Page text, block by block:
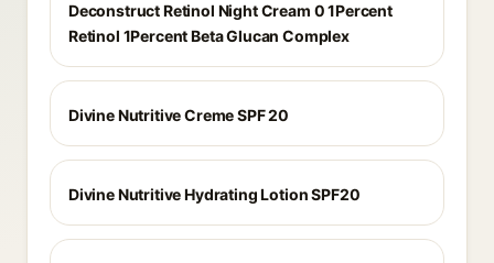
Deconstruct Retinol Night Cream 0 1Percent
Retinol 1Percent Beta Glucan Complex
Divine Nutritive Creme SPF 20
Divine Nutritive Hydrating Lotion SPF20